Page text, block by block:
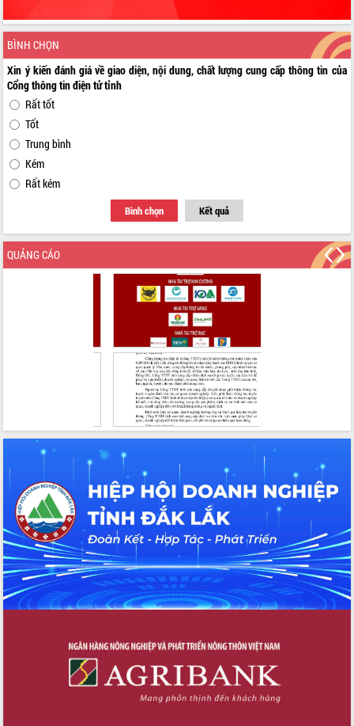
BÌNH CHỌN
Xin ý kiến đánh giá về giao diện, nội dung, chất lượng cung cấp thông tin của
Cổng thông tin điện tử tỉnh
Rất tốt
Tốt
Trung bình
Kém
Rất kém
Bình chọn Kết quả
QUẢNG CÁO